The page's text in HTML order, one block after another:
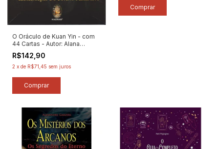
O Oráculo de Kuan Yin - com
44 Cartas - Autor: Alana
Fairchild (2024) [novo]
R$142,90
2 x de R$71,45 sem juros